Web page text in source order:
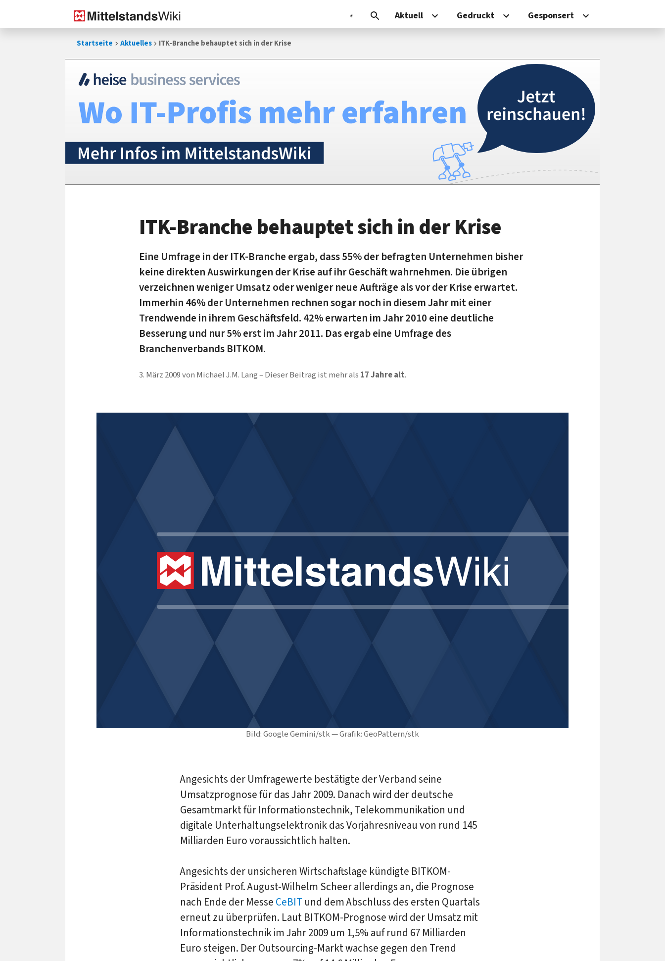
Aktuell Gedruckt Gesponsert
Startseite Aktuelles ITK-Branche behauptet sich in der Krise
Bild: Google Gemini/stk — Grafik: GeoPattern/stk
ITK-Branche behauptet sich in der Krise
Eine Umfrage in der ITK-Branche ergab, dass 55% der befragten Unternehmen bisher
keine direkten Auswirkungen der Krise auf ihr Geschäft wahrnehmen. Die übrigen
verzeichnen weniger Umsatz oder weniger neue Aufträge als vor der Krise erwartet.
Immerhin 46% der Unternehmen rechnen sogar noch in diesem Jahr mit einer
Trendwende in ihrem Geschäftsfeld. 42% erwarten im Jahr 2010 eine deutliche
Besserung und nur 5% erst im Jahr 2011. Das ergab eine Umfrage des
Branchenverbands BITKOM.
3. März 2009von Michael J.M. Lang Dieser Beitrag ist mehr als 17 Jahre alt.
Angesichts der Umfragewerte bestätigte der Verband seine
Umsatzprognose für das Jahr 2009. Danach wird der deutsche
Gesamtmarkt für Informationstechnik, Telekommunikation und
digitale Unterhaltungselektronik das Vorjahresniveau von rund 145
Milliarden Euro voraussichtlich halten.
Angesichts der unsicheren Wirtschaftslage kündigte BITKOM-
Präsident Prof. August-Wilhelm Scheer allerdings an, die Prognose
nach Ende der Messe CeBIT und dem Abschluss des ersten Quartals
erneut zu überprüfen. Laut BITKOM-Prognose wird der Umsatz mit
Informationstechnik im Jahr 2009 um 1,5% auf rund 67 Milliarden
Euro steigen. Der Outsourcing-Markt wachse gegen den Trend